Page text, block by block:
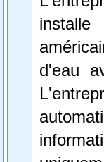
installe
d'eau